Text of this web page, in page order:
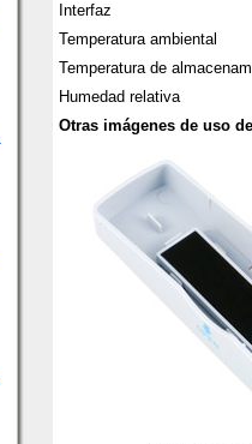
Interfaz
Temperatura ambiental
Temperatura de
Humedad relativa
Otras imágenes de uso